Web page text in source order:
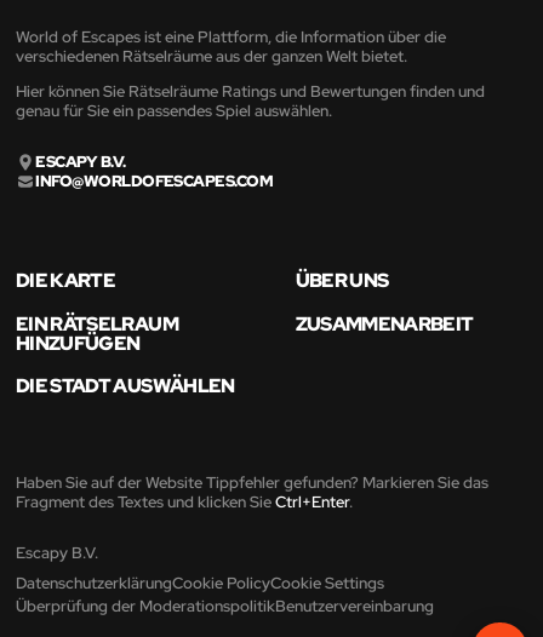
World of Escapes ist eine Plattform, die Information über die
verschiedenen Rätselräume aus der ganzen Welt bietet.
Hier können Sie Rätselräume Ratings und Bewertungen finden und
genau für Sie ein passendes Spiel auswählen.
ESCAPY B.V.
INFO@WORLDOFESCAPES.COM
DIE KARTE
ÜBER UNS
EIN RÄTSELRAUM
HINZUFÜGEN
ZUSAMMENARBEIT
DIE STADT AUSWÄHLEN
Haben Sie auf der Website Tippfehler gefunden? Markieren Sie das
Fragment des Textes und klicken SieCtrl+Enter.
Escapy B.V.
DatenschutzerklärungCookie PolicyCookie Settings
Überprüfung der ModerationspolitikBenutzervereinbarung